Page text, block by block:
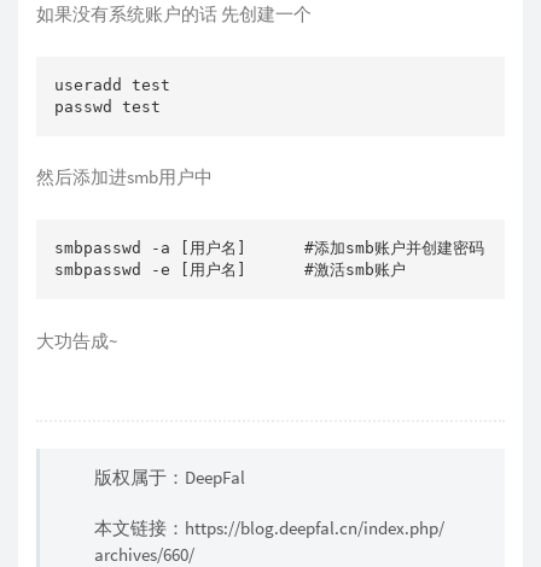
如果没有系统账户的话 先创建一个
useradd test
passwd test
然后添加进smb用户中
smbpasswd -a [用户名]      #添加smb账户并创建密码
smbpasswd -e [用户名]      #激活smb账户
大功告成~
版权属于：DeepFal
本文链接： https://blog.deepfal.cn/index.php/
archives/660/